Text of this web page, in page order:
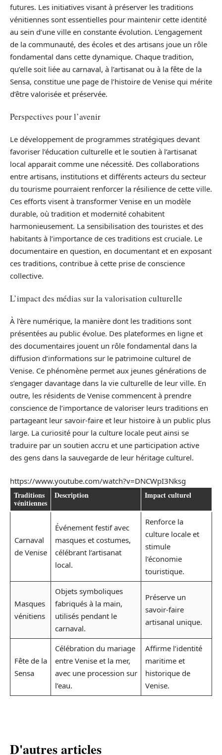
futures. Les initiatives visant à préserver les traditions
vénitiennes sont essentielles pour maintenir cette identité
au sein d’une ville en constante évolution. L’engagement
de la communauté, des écoles et des artisans joue un rôle
fondamental dans cette dynamique. Chaque tradition,
qu’elle soit liée au carnaval, à l’artisanat ou à la fête de la
Sensa, constitue une page de l’histoire de Venise qui mérite
d’être valorisée et préservée.
Perspectives pour l’avenir
Le développement de programmes stratégiques devant
favoriser l’éducation culturelle et le soutien à l’artisanat
local apparait comme une nécessité. Des collaborations
entre artisans, institutions et différents acteurs du secteur
du tourisme pourraient renforcer la résilience de cette ville.
Ces efforts visent à transformer Venise en un modèle
durable, où tradition et modernité cohabitent
harmonieusement. La sensibilisation des touristes et des
habitants à l’importance de ces traditions est cruciale. Le
documentaire en question, en documentant et en exposant
ces traditions, contribue à cette prise de conscience
collective.
L’impact des médias sur la valorisation culturelle
À l’ère numérique, la manière dont les traditions sont
présentées au public évolue. Des plateformes en ligne et
des documentaires jouent un rôle fondamental dans la
diffusion d’informations sur le patrimoine culturel de
Venise. Ce phénomène permet aux jeunes générations de
s’engager davantage dans la vie culturelle de leur ville. En
outre, les résidents de Venise commencent à prendre
conscience de l’importance de valoriser leurs traditions en
partageant leur savoir-faire et leur histoire à un public plus
large. La curiosité pour la culture locale peut ainsi se
traduire par un soutien accru et une participation active
des gens dans la sauvegarde de leur héritage culturel.
https://www.youtube.com/watch?v=DNCWpI3Nksg
Traditions
vénitiennes
Description Impact culturel
Carnaval
de Venise
Événement festif avec
masques et costumes,
célébrant l’artisanat
local.
Renforce la
culture locale et
stimule
l’économie
touristique.
Masques
vénitiens
Objets symboliques
fabriqués à la main,
utilisés pendant le
carnaval.
Préserve un
savoir-faire
artisanal unique.
Fête de la
Sensa
Célébration du mariage
entre Venise et la mer,
avec une procession sur
l’eau.
Affirme l’identité
maritime et
historique de
Venise.
D'autres articles